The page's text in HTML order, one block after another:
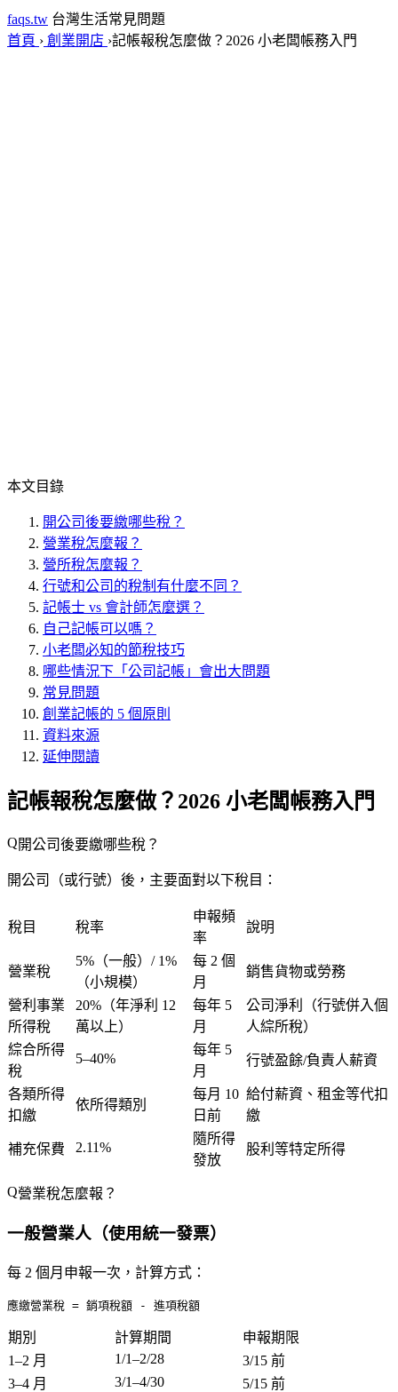
faqs.tw 台灣生活常見問題
首頁 › 創業開店 ›記帳報稅怎麼做？2026 小老闆帳務入門
本文目錄
開公司後要繳哪些稅？
營業稅怎麼報？
營所稅怎麼報？
行號和公司的稅制有什麼不同？
記帳士 vs 會計師怎麼選？
自己記帳可以嗎？
小老闆必知的節稅技巧
哪些情況下「公司記帳」會出大問題
常見問題
創業記帳的 5 個原則
資料來源
延伸閱讀
記帳報稅怎麼做？2026 小老闆帳務入門
開公司後要繳哪些稅？
開公司（或行號）後，主要面對以下稅目：
稅目 稅率
申報頻
率
說明
營業稅
5%（一般）/ 1%
（小規模）
每 2 個
月
銷售貨物或勞務
營利事業
所得稅
20%（年淨利 12
萬以上）
每年 5
月
公司淨利（行號併入個
人綜所稅）
綜合所得
稅
5–40%
每年 5
月
行號盈餘/負責人薪資
各類所得
扣繳
依所得類別
每月 10
日前
給付薪資、租金等代扣
繳
補充保費 2.11%
隨所得
發放
股利等特定所得
營業稅怎麼報？
一般營業人（使用統一發票）
每 2 個月 申報一次，計算方式：
期別 計算期間
申報期限
1–2 月
1/1–2/28
3/15 前
3–4 月
3/1–4/30
5/15 前